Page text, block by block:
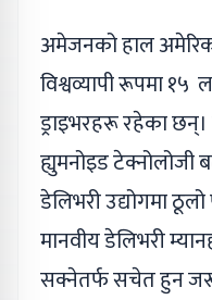
अमेजनको हाल
विश्वव्यापी रूपमा १५
ड्राइभरहरू रहेका
ह्युमनोइड
डेलिभरी उद्योगमा
मानवीय डेलिभरी
सक्नेतर्फ सचेत हुन